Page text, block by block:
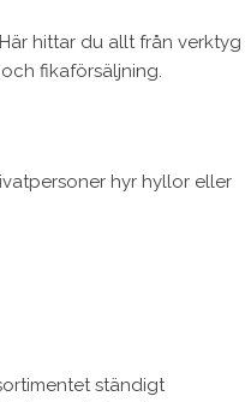
hittar du allt från verktyg
fikaförsäljning.
hyr hyllor eller
ständigt